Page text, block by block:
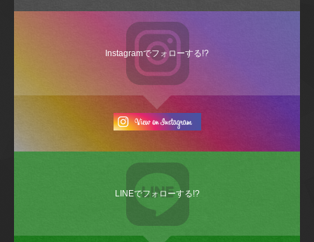
Instagramでフォローする!?
LINEでフォローする!?